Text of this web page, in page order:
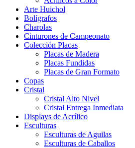
Arte Huichol
Bolígrafos
Charolas
Cinturones de Campeonato
Colección Placas
Placas de Madera
Placas Fundidas
Placas de Gran Formato
Copas
Cristal
Cristal Alto Nivel
Cristal Entrega Inmediata
Displays de Acrílico
Esculturas
Esculturas de Aguilas
Esculturas de Caballos